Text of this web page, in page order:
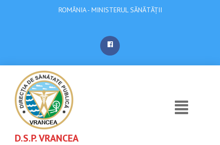
ROMÂNIA - MINISTERUL SĂNĂTĂȚII
D.S.P. VRANCEA